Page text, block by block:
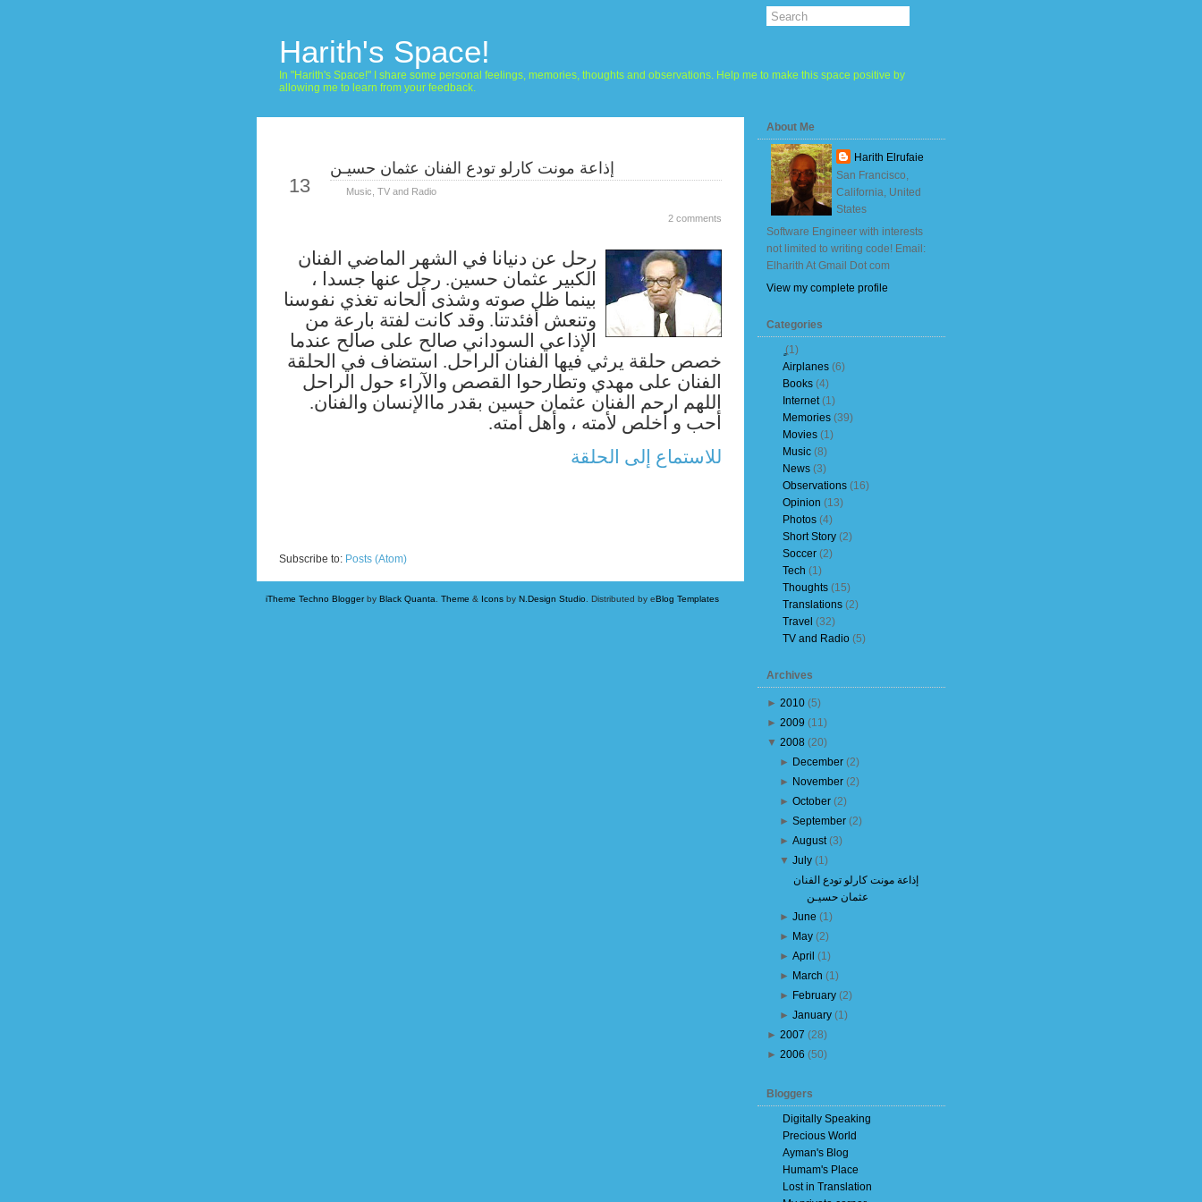
Harith's Space!
In "Harith's Space!" I share some personal feelings, memories, thoughts and observations. Help me to make this space positive by
allowing me to learn from your feedback.
13
إذاعة مونت كارلو تودع الفنان عثمان حسيـن
Music TV and Radio
2 comments
رحل عن دنيانا في الشهر الماضي الفنان
الكبير عثمان حسين. رحل عنها جسدا ،
بينما ظل صوته وشذى ألحانه تغذي نفوسنا
وتنعش أفئدتنا. وقد كانت لفتة بارعة من
الإذاعي السوداني صالح على صالح عندما
خصص حلقة يرثي فيها الفنان الراحل. استضاف في الحلقة
الفنان على مهدي وتطارحوا القصص والآراء حول الراحل
الإنسان والفنان. اللهم ارحم الفنان عثمان حسين بقدر ما
أحب و أخلص لأمته ، وأهل أمته.
للاستماع إلى الحلقة
Subscribe to: Posts (Atom)
iTheme Techno Bloggerby Black Quanta Theme & Icons by N.Design Studio . Distributed by eBlog Templates
About Me
Harith Elrufaie
San Francisco,
California, United
States
Software Engineer with interests
not limited to writing code! Email:
Elharith At Gmail Dot com
View my complete profile
Categories
(1)
Airplanes (6)
Books (4)
Internet(1)
Memories (39)
Movies (1)
Music (8)
News (3)
Observations (16)
Opinion (13)
Photos (4)
Short Story (2)
Soccer (2)
Tech (1)
Thoughts (15)
Translations (2)
Travel (32)
TV and Radio (5)
Archives
► 2010 (5)
► 2009 (11)
▼ 2008 (20)
► December (2)
► November (2)
►October (2)
►September (2)
►August(3)
▼July (1)
إذاعة مونت كارلو تودع الفنان
عثمان حسيـن
►June (1)
► May (2)
►April (1)
► March (1)
► February (2)
►January (1)
► 2007 (28)
► 2006 (50)
Bloggers
Digitally Speaking
Precious World
Ayman's Blog
Humam's Place
Lost in Translation